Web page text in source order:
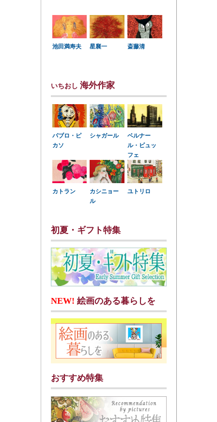
池田満寿夫 星襄一 斎藤清
いちおし 海外作家
パブロ・ピ
カソ
シャガール
ベルナー
ル・ビュッ
フェ
カトラン
カシニョー
ル
ユトリロ
初夏・ギフト特集
NEW! 絵画のある暮らしを
おすすめ特集